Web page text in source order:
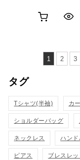
1 2 3
タグ
Tシャツ(半袖) カ
ショルダーバッグ
ネックレス ハン
ピアス ブレスレッ